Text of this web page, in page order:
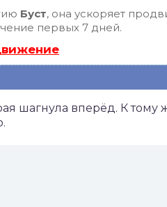
Буст, она ускоряет
первых 7 дней.
шагнула вперёд. К тому